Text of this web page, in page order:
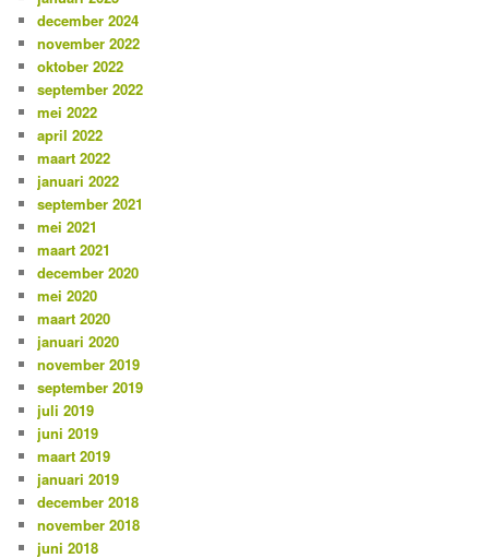
december 2024
november 2022
oktober 2022
september 2022
mei 2022
april 2022
maart 2022
januari 2022
september 2021
mei 2021
maart 2021
december 2020
mei 2020
maart 2020
januari 2020
november 2019
september 2019
juli 2019
juni 2019
maart 2019
januari 2019
december 2018
november 2018
juni 2018